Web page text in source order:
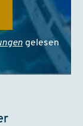
gelesen